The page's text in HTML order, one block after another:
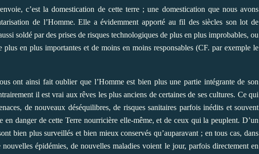
c’est la domestication de cette terre ; une domestication que nous avons
de l’Homme. Elle a évidemment apporté au fil des siècles son lot de
soldé par des prises de risques technologiques de plus en plus improbables, ou
en plus importantes et de moins en moins responsables (CF. par exemple le
ont ainsi fait oublier que l’Homme est bien plus une partie intégrante de son
il est vrai aux rêves les plus anciens de certaines de ses cultures. Ce qui
de nouveaux déséquilibres, de risques sanitaires parfois inédits et souvent
en danger de cette Terre nourricière elle-même, et de ceux qui la peuplent. D’un
bien plus surveillés et bien mieux conservés qu’auparavant ; en tous cas, dans
épidémies, de nouvelles maladies voient le jour, parfois directement en